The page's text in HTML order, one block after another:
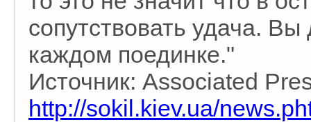
сопутствовать удача.
каждом поединке."
Источник: Associated
http://sokil.kiev.ua/